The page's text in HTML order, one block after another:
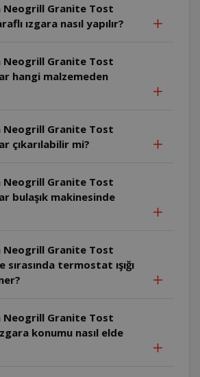
Neogrill Granite Tost
ızgara nasıl yapılır?
Neogrill Granite Tost
hangi malzemeden
Neogrill Granite Tost
çıkarılabilir mi?
Neogrill Granite Tost
bulaşık makinesinde
Neogrill Granite Tost
sırasında termostat ışığı
Neogrill Granite Tost
konumu nasıl elde